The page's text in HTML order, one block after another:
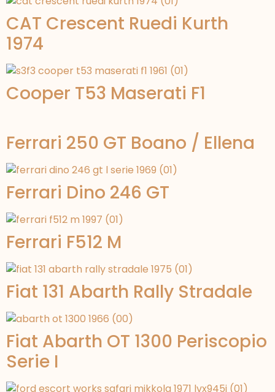
CAT Crescent Ruedi Kurth
1974
Cooper T53 Maserati F1
Ferrari 250 GT Boano / Ellena
Ferrari Dino 246 GT
Ferrari F512 M
Fiat 131 Abarth Rally Stradale
Fiat Abarth OT 1300 Periscopio
Serie I